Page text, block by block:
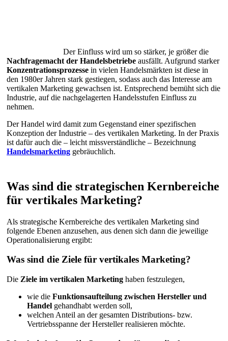
Der Einfluss wird um so stärker, je größer die
Nachfragemacht der Handelsbetriebe ausfällt. Aufgrund starker
Konzentrationsprozesse in vielen Handelsmärkten ist diese in
den 1980er Jahren stark gestiegen, sodass auch das Interesse am
vertikalen Marketing gewachsen ist. Entsprechend bemüht sich die
Industrie, auf die nachgelagerten Handelsstufen Einfluss zu
nehmen.
Der Handel wird damit zum Gegenstand einer spezifischen
Konzeption der Industrie – des vertikalen Marketing. In der Praxis
ist dafür auch die – leicht missverständliche – Bezeichnung
Handelsmarketing gebräuchlich.
Was sind die strategischen Kernbereiche
für vertikales Marketing?
Als strategische Kernbereiche des vertikalen Marketing sind
folgende Ebenen anzusehen, aus denen sich dann die jeweilige
Operationalisierung ergibt:
Was sind die Ziele für vertikales Marketing?
Die Ziele im vertikalen Marketing haben festzulegen,
wie die Funktionsaufteilung zwischen Hersteller und
Handel gehandhabt werden soll,
welchen Anteil an der gesamten Distributions- bzw.
Vertriebsspanne der Hersteller realisieren möchte.